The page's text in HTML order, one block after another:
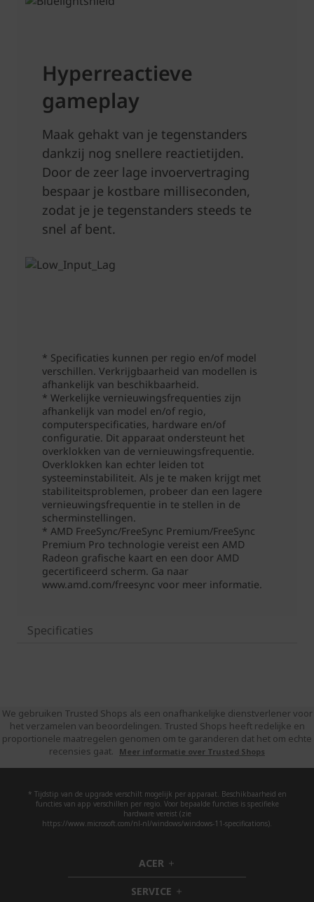
Specificaties
We gebruiken Trusted Shops als een onafhankelijke dienstverlener voor
het verzamelen van beoordelingen. Trusted Shops heeft redelijke en
proportionele maatregelen genomen om te garanderen dat het om echte
recensies gaat.
Meer informatie over Trusted Shops
* Tijdstip van de upgrade verschilt mogelijk per apparaat. Beschikbaarheid en
functies van app verschillen per regio. Voor bepaalde functies is specifieke
hardware vereist (zie
https://www.microsoft.com/nl-nl/windows/windows-11-specifications).
ACER h
i
d
SERVICE h